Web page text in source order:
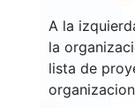
A la
la
lista de